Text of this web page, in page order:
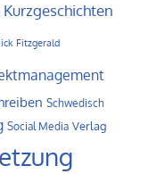
Kurzgeschichten
Fitzgerald
Schwedisch
Social Media Verlag